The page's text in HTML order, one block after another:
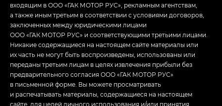
входящим в ООО «ГАК МОТОР РУС», рекламным агентствам,
а также иным третьим в соответствии с условиями договоров,
заключенных между юридическими лицами
ООО «ГАК МОТОР РУС» и соответствующими третьими лицами.
Никакие содержащиеся на настоящем сайте материалы или
их часть не могут быть воспроизведены, использованы или
переданы третьим лицам в целях извлечения прибыли без
предварительного согласия ООО «ГАК МОТОР РУС»
в письменной форме. Вы можете просматривать
и распечатывать материалы, содержащиеся на настоящем
сайте, для целей личного использования и/или принятия